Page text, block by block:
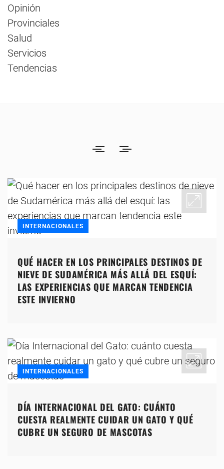
Opinión
Provinciales
Salud
Servicios
Tendencias
INTERNACIONALES
QUÉ HACER EN LOS PRINCIPALES DESTINOS DE
NIEVE DE SUDAMÉRICA MÁS ALLÁ DEL ESQUÍ:
LAS EXPERIENCIAS QUE MARCAN TENDENCIA
ESTE INVIERNO
INTERNACIONALES
DÍA INTERNACIONAL DEL GATO: CUÁNTO
CUESTA REALMENTE CUIDAR UN GATO Y QUÉ
CUBRE UN SEGURO DE MASCOTAS